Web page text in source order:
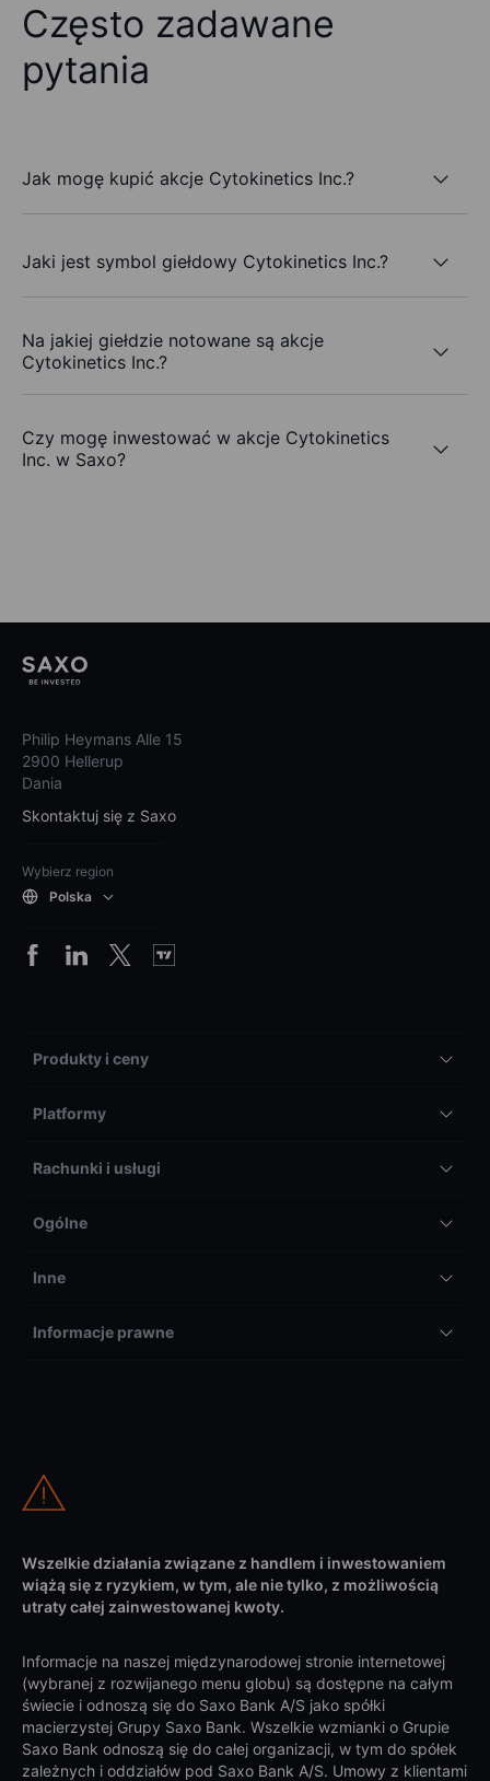
Często zadawane
pytania
Jak mogę kupić akcje Cytokinetics Inc.?
Jaki jest symbol giełdowy Cytokinetics Inc.?
Na jakiej giełdzie notowane są akcje
Cytokinetics Inc.?
Czy mogę inwestować w akcje Cytokinetics
Inc. w Saxo?
Philip Heymans Alle 15
2900 Hellerup
Dania
Skontaktuj się z Saxo
Wybierz region
Polska
Produkty i ceny
Platformy
Rachunki i usługi
Ogólne
Inne
Informacje prawne
Wszelkie działania związane z handlem i inwestowaniem
wiążą się z ryzykiem, w tym, ale nie tylko, z możliwością
utraty całej zainwestowanej kwoty.
Informacje na naszej międzynarodowej stronie internetowej
(wybranej z rozwijanego menu globu) są dostępne na całym
świecie i odnoszą się do Saxo Bank A/S jako spółki
macierzystej Grupy Saxo Bank. Wszelkie wzmianki o Grupie
Saxo Bank odnoszą się do całej organizacji, w tym do spółek
zależnych i oddziałów pod Saxo Bank A/S. Umowy z klientami